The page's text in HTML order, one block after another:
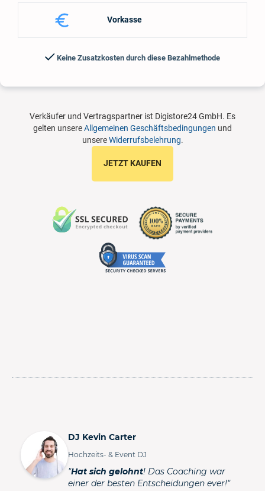
Vorkasse
Keine Zusatzkosten durch diese Bezahlmethode
Verkäufer und Vertragspartner ist Digistore24 GmbH. Es
gelten unsereAllgemeinen Geschäftsbedingungen und
unsereWiderrufsbelehrung.
JETZT KAUFEN
DJ Kevin Carter
Hochzeits- & Event DJ
"Hat sich gelohnt! Das Coaching war
einer der besten Entscheidungen ever!"